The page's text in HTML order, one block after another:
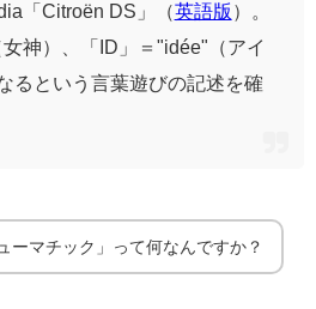
「Citroën DS」（英語版 ）。
神）、「ID」＝"idée"（アイ
るという言葉遊びの記述を確
ーマチック」って何なんですか？